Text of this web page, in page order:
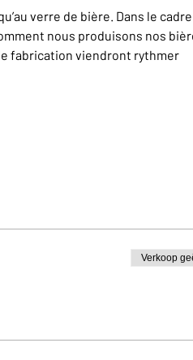
verre de bière. Dans le
nous produisons nos
fabrication viendront rythmer
Verkoop